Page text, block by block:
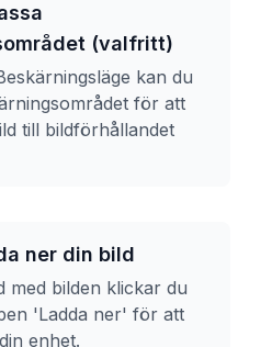
(valfritt)
kan du
för att
till bildförhållandet
ner din bild
med bilden klickar du
'Ladda ner' för att
enhet.